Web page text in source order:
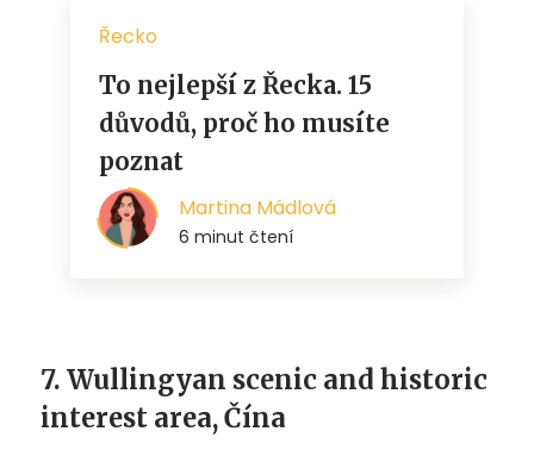
7. Wullingyan scenic and historic
interest area, Čína